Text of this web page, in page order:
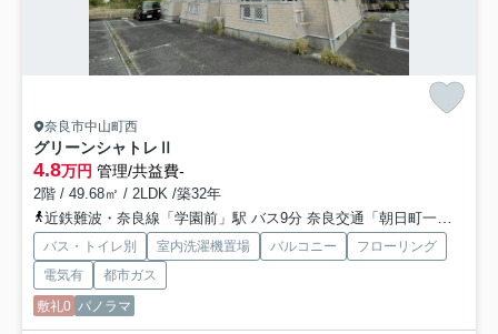
奈良市中山町西
グリーンシャトレⅡ
4.8万円 管理/共益費-
2階 / 49.68㎡ / 2LDK /築32年
近鉄難波・奈良線「学園前」駅 バス9分 奈良交通「朝日町一丁目」 停歩5分
バス・トイレ別 室内洗濯機置場 バルコニー
フローリング
電気有
都市ガス
敷礼0 パノラマ